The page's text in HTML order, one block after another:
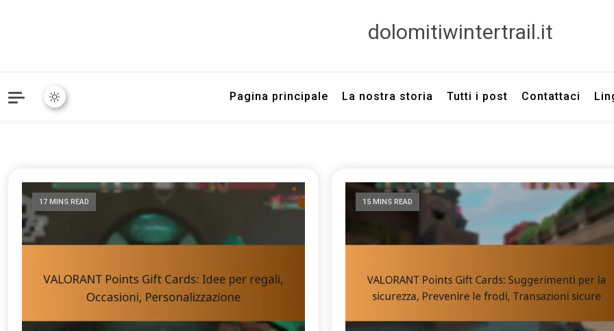
dolomitiwintertrail.it
Pagina principale La nostra storia Tutti i post Contattaci
17 MINS READ 15 MINS READ